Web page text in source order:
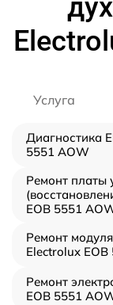
Услуга
Диагностика
5551 AOW
Ремонт платы
EOB 5551
Ремонт
Electrolux
Ремонт
EOB 5551